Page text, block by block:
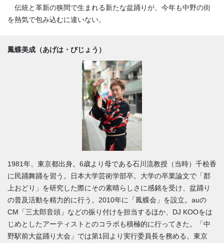
伝統と革新の狭間で生まれる新たな盆踊りが、今年も中野の街
を熱気で包み込むに違いない。
鳳蝶美成（あげは・びじょう）
1981年、東京都出身。6歳より母である石川流教授（当時）千桧香
に民踊舞踊を習う。日本大学芸術学部卒。大学の卒業論文で「郡
上おどり」を研究した際にその素晴らしさに感銘を受け、盆踊り
の普及活動を精力的に行う。2010年に「鳳蝶会」を設立。auの
CM「三太郎音頭」などの振り付けを担当するほか、DJ KOOをは
じめとしたアーティストとのコラボも積極的に行ってきた。「中
野駅前大盆踊り大会」では第1回より実行委員長を務める。東京